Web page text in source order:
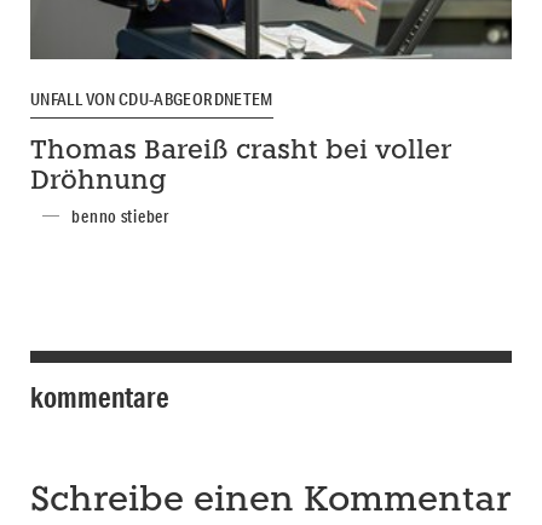
UNFALL VON CDU-ABGEORDNETEM
Thomas Bareiß crasht bei voller
Dröhnung
benno stieber
kommentare
Schreibe einen Kommentar